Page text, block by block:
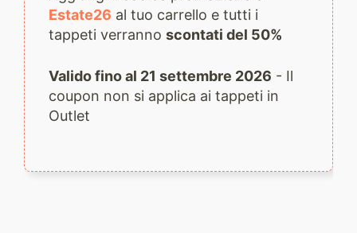
Estate26 al tuo carrello e tutti i
tappeti verranno scontati del 50%
Valido fino al 21 settembre 2026 - Il
coupon non si applica ai tappeti in
Outlet